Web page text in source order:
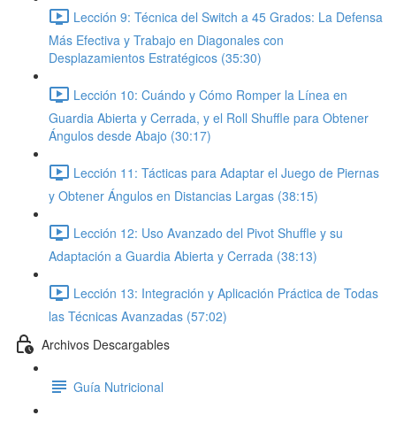
Lección 9: Técnica del Switch a 45 Grados: La Defensa
Más Efectiva y Trabajo en Diagonales con
Desplazamientos Estratégicos (35:30)
Lección 10: Cuándo y Cómo Romper la Línea en
Guardia Abierta y Cerrada, y el Roll Shuffle para Obtener
Ángulos desde Abajo (30:17)
Lección 11: Tácticas para Adaptar el Juego de Piernas
y Obtener Ángulos en Distancias Largas (38:15)
Lección 12: Uso Avanzado del Pivot Shuffle y su
Adaptación a Guardia Abierta y Cerrada (38:13)
Lección 13: Integración y Aplicación Práctica de Todas
las Técnicas Avanzadas (57:02)
Archivos Descargables
Guía Nutricional